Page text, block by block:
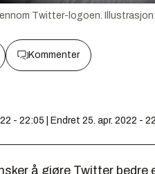
Twitter-logoen. Illustrasjon:
Kommenter
- 22:05 | Endret 25. apr. 2022 -
å gjøre Twitter bedre